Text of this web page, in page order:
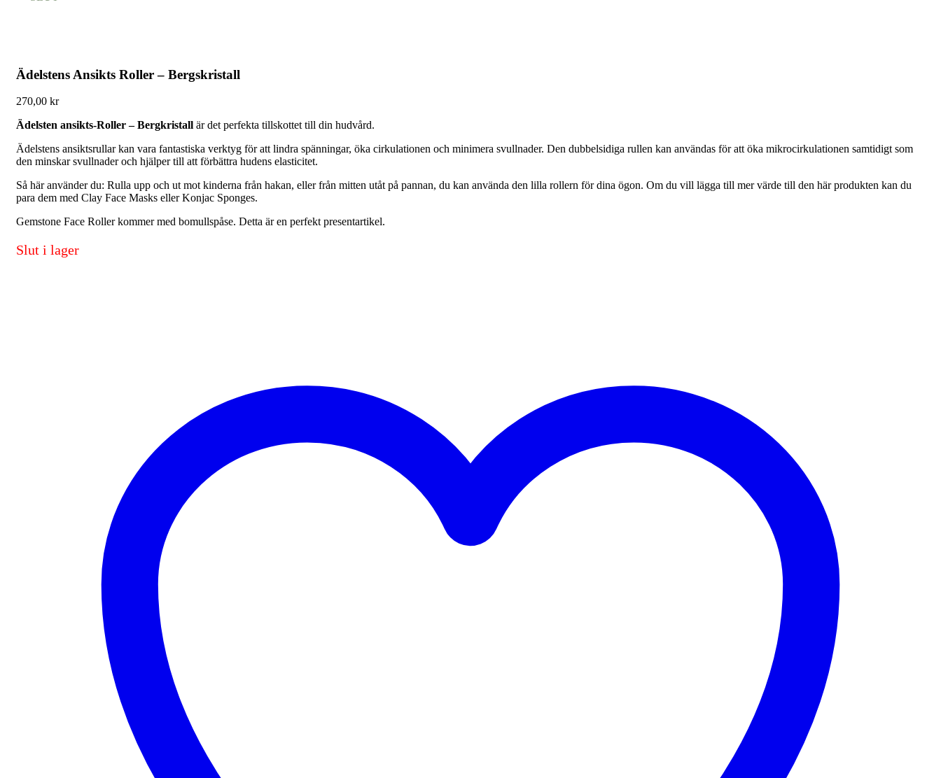
Ädelstens Ansikts Roller – Bergskristall
270,00 kr
Ädelsten ansikts-Roller – Bergkristall är det perfekta tillskottet till din hudvård.
Ädelstens ansiktsrullar kan vara fantastiska verktyg för att lindra spänningar, öka cirkulationen och minimera svullnader. Den dubbelsidiga rullen kan användas för att öka mikrocirkulationen samtidigt som
den minskar svullnader och hjälper till att förbättra hudens elasticitet.
Så här använder du: Rulla upp och ut mot kinderna från hakan, eller från mitten utåt på pannan, du kan använda den lilla rollern för dina ögon. Om du vill lägga till mer värde till den här produkten kan du
para dem med Clay Face Masks eller Konjac Sponges.
Gemstone Face Roller kommer med bomullspåse. Detta är en perfekt presentartikel.
Slut i lager